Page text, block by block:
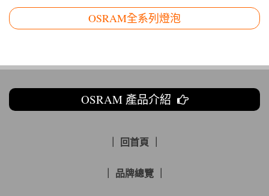
OSRAM全系列燈泡
OSRAM 產品介紹
｜ 回首頁 ｜
｜ 品牌總覽 ｜